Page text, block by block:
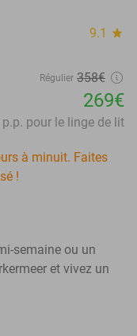
9.1 star
Régulier 358€
269€
pour le linge de lit
à minuit. Faites
!
semaine ou un
et vivez un